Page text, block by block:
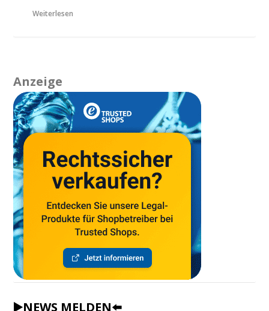
Weiterlesen
Anzeige
▶️NEWS MELDEN⬅️